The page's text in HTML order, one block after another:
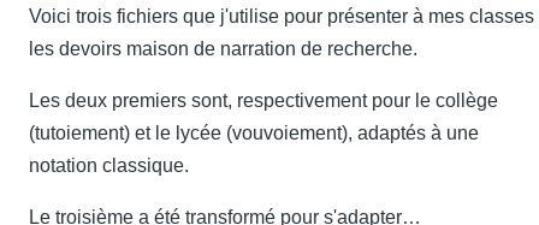
Voici trois fichiers que j'utilise pour présenter à mes classes
les devoirs maison de narration de recherche.
Les deux premiers sont, respectivement pour le collège
(tutoiement) et le lycée (vouvoiement), adaptés à une
notation classique.
Le troisième a été transformé pour s'adapter…